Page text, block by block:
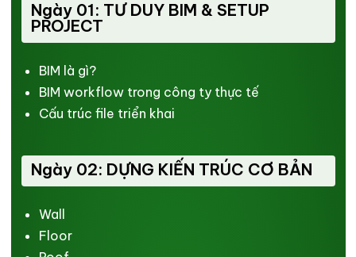
Ngày 01: TƯ DUY BIM & SETUP
PROJECT
BIM là gì?
BIM workflow trong công ty thực tế
Cấu trúc file triển khai
Ngày 02: DỰNG KIẾN TRÚC CƠ BẢN
Wall
Floor